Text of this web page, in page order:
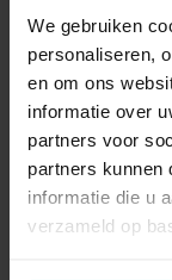
We gebruiken
personaliseren,
en om ons
informatie over
partners voor
partners kunnen
informatie die u
verzameld op